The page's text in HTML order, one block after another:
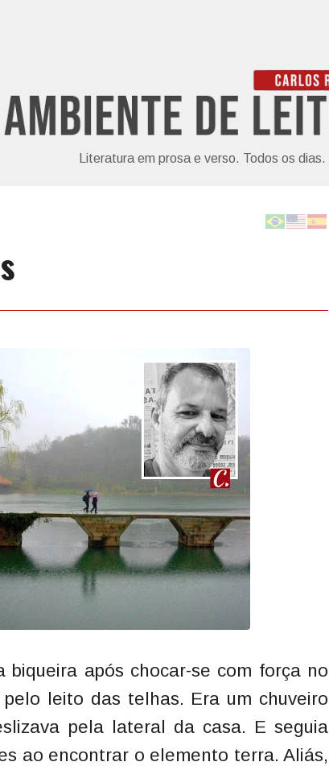
Literatura em prosa e verso. Todos os dias.
biqueira após chocar-se com força no
leito das telhas. Era um chuveiro
pela lateral da casa. E seguia
ao encontrar o elemento terra. Aliás,